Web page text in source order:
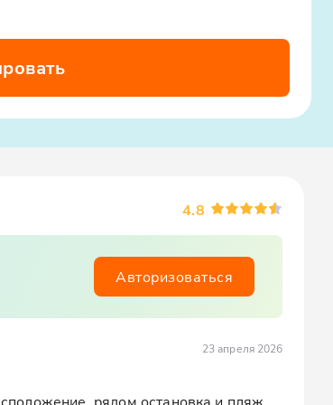
4.8
Авторизоваться
23 апреля 2026
рядом остановка и пляж.